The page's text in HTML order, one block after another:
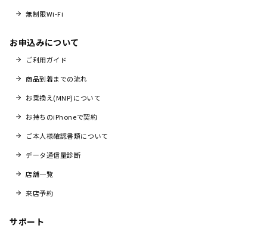
無制限Wi-Fi
お申込みについて
ご利用ガイド
商品到着までの流れ
お乗換え(MNP)について
お持ちのiPhoneで契約
ご本人様確認書類について
データ通信量診断
店舗一覧
来店予約
サポート